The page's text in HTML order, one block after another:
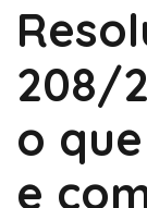
208/
o
e